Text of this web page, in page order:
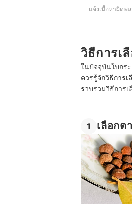
แจ้งเนื้อหาผิดพ
วิธีการเ
ในปัจจุบันใบกร
ควรรู้จักวิธีการ
รวบรวมวิธีการ
1 เลือกต